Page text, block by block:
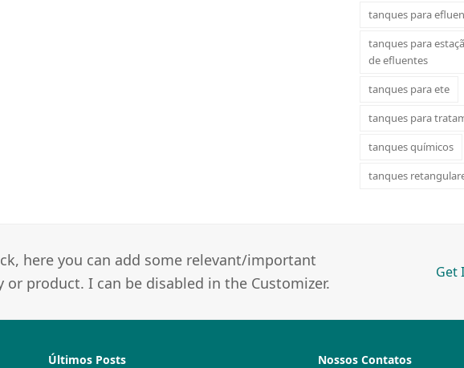
tanques para
tanques para
de efluentes
tanques para ete
tanques para
tanques químicos
tanques
here you can add some relevant/important
product. I can be disabled in the Customizer.
Get
Últimos Posts Nossos Contatos